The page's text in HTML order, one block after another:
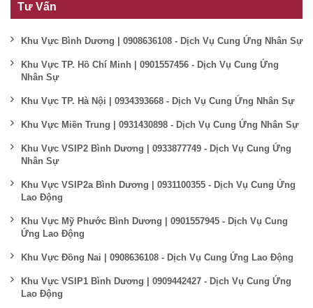
Tư Vấn
Khu Vực Bình Dương | 0908636108 - Dịch Vụ Cung Ứng Nhân Sự
Khu Vực TP. Hồ Chí Minh | 0901557456 - Dịch Vụ Cung Ứng
Nhân Sự
Khu Vực TP. Hà Nội | 0934393668 - Dịch Vụ Cung Ứng Nhân Sự
Khu Vực Miền Trung | 0931430898 - Dịch Vụ Cung Ứng Nhân Sự
Khu Vực VSIP2 Bình Dương | 0933877749 - Dịch Vụ Cung Ứng
Nhân Sự
Khu Vực VSIP2a Bình Dương | 0931100355 - Dịch Vụ Cung Ứng
Lao Động
Khu Vực Mỹ Phước Bình Dương | 0901557945 - Dịch Vụ Cung
Ứng Lao Động
Khu Vực Đồng Nai | 0908636108 - Dịch Vụ Cung Ứng Lao Động
Khu Vực VSIP1 Bình Dương | 0909442427 - Dịch Vụ Cung Ứng
Lao Động